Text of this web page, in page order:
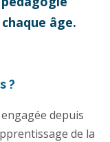
âge.
?
depuis
de la